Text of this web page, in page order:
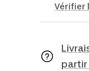
Vérifier
partir